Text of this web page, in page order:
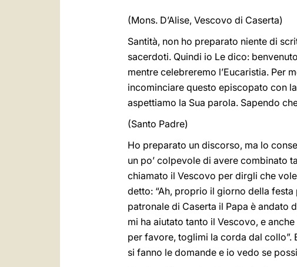
(Mons. D’Alise, Vescovo di Caserta)
Santità, non ho preparato niente di
sacerdoti. Quindi io Le dico:
mentre celebreremo l’Eucaristia. Per
incominciare questo episcopato con
aspettiamo la Sua parola. Sapendo
(Santo Padre)
Ho preparato un discorso, ma lo
un po’ colpevole di avere combinato
chiamato il Vescovo per dirgli che
detto: “Ah, proprio il giorno della
patronale di Caserta il Papa è andato
mi ha aiutato tanto il Vescovo, e
per favore, toglimi la corda dal collo”.
si fanno le domande e io vedo se